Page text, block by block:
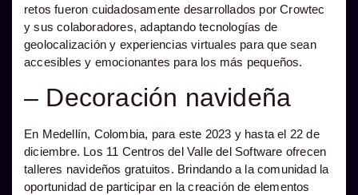
retos fueron cuidadosamente desarrollados por Crowtec
y sus colaboradores, adaptando tecnologías de
geolocalización y experiencias virtuales para que sean
accesibles y emocionantes para los más pequeños.
– Decoración navideña
En Medellín, Colombia, para este 2023 y hasta el 22 de
diciembre. Los 11 Centros del Valle del Software ofrecen
talleres navideños gratuitos. Brindando a la comunidad la
oportunidad de participar en la creación de elementos